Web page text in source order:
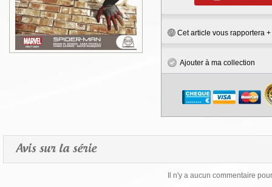
Cet article vous rapportera +
Ajouter à ma collection
Avis sur la série
Il n'y a aucun commentaire